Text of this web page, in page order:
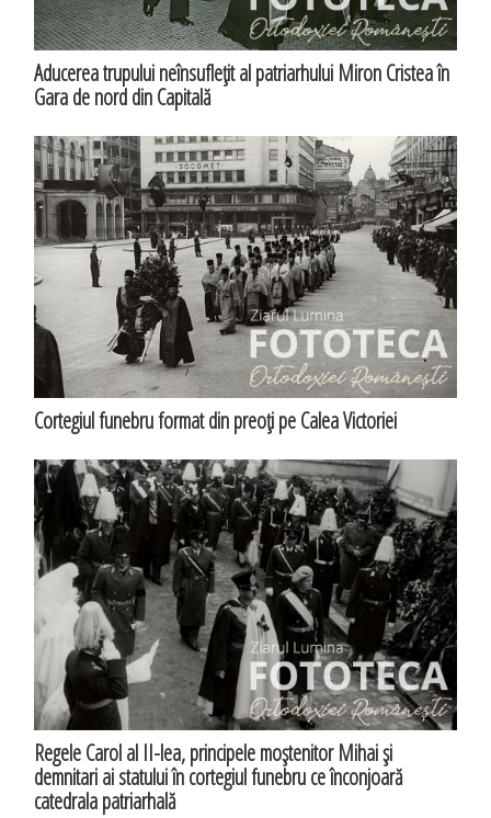
Aducerea trupului neînsufleţit al patriarhului Miron Cristea în
Gara de nord din Capitală
Cortegiul funebru format din preoţi pe Calea Victoriei
Regele Carol al II-lea, principele moştenitor Mihai şi
demnitari ai statului în cortegiul funebru ce înconjoară
catedrala patriarhală